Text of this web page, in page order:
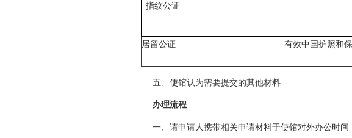
指纹公证
居留公证 有效中国护照和
五、使馆认为需要提交的其他材料
办理流程
一、 请申请人携带相关申请材料于使馆对外办公时